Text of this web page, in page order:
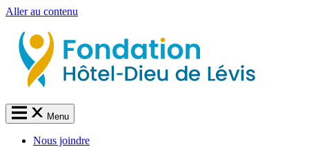
Aller au contenu
Menu
Nous joindre